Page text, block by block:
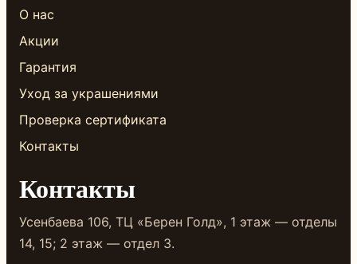
О нас
Акции
Гарантия
Уход за украшениями
Проверка сертификата
Контакты
Контакты
Усенбаева 106, ТЦ «Берен Голд», 1 этаж — отделы
14, 15; 2 этаж — отдел 3.